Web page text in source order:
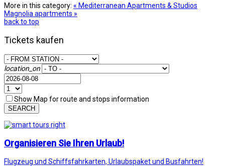
More in this category: « Mediterranean Apartments & Studios
Magnolia apartments »
back to top
Tickets kaufen
location_on
Show Map for route and stops information
SEARCH
Organisieren Sie Ihren Urlaub!
Flugzeug und Schiffsfahrkarten, Urlaubspaket und Busfahrten!